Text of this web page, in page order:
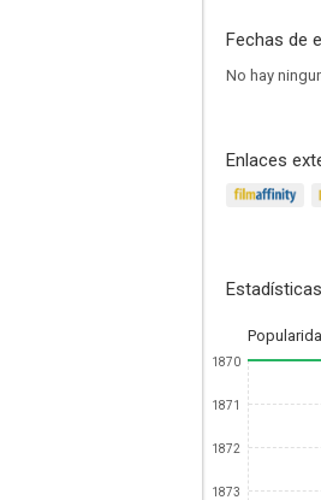
Fechas de
No hay
Enlaces
Estadísticas
1870
1871
1872
1873